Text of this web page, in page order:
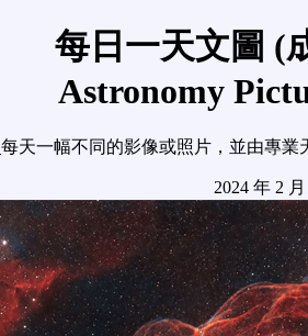
每日一天文圖 (
Astronomy
每天一幅不同的影像或照片，並由專業
2024 年 2 月